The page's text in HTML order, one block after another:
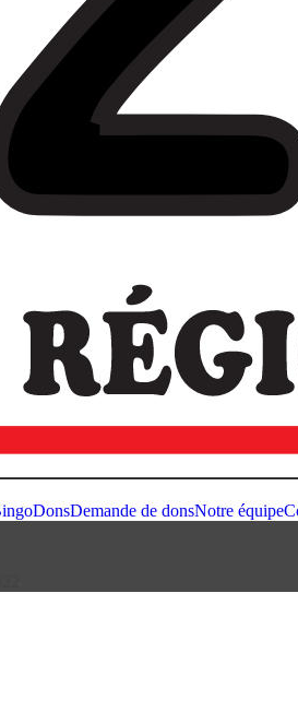
DonsDemande de donsNotre équipe